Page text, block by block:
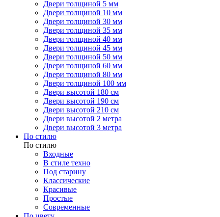
Двери толщиной 5 мм
Двери толщиной 10 мм
Двери толщиной 30 мм
Двери толщиной 35 мм
Двери толщиной 40 мм
Двери толщиной 45 мм
Двери толщиной 50 мм
Двери толщиной 60 мм
Двери толщиной 80 мм
Двери толщиной 100 мм
Двери высотой 180 см
Двери высотой 190 см
Двери высотой 210 см
Двери высотой 2 метра
Двери высотой 3 метра
По стилю
По стилю
Входные
В стиле техно
Под старину
Классические
Красивые
Простые
Современные